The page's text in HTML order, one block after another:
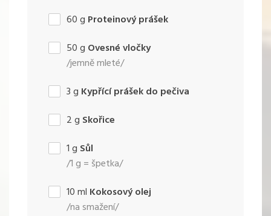
60g Proteinový prášek
50g Ovesné vločky
/jemně mleté/
3g Kypřící prášek do pečiva
2g Skořice
1g Sůl
/1 g = špetka/
10ml Kokosový olej
/na smažení/